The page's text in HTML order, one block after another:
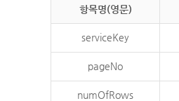
항목명(영문)
serviceKey
pageNo
numOfRows